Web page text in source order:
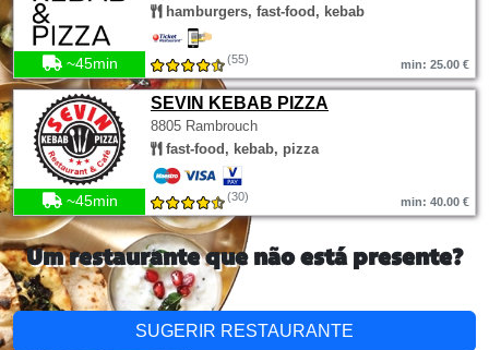
hamburgers, fast-food, kebab
~45min (55) min: 25.00 €
SEVIN KEBAB PIZZA
8805 Rambrouch
fast-food, kebab, pizza
~45min (30) min: 40.00 €
Um restaurante que não está presente?
SUGERIR RESTAURANTE